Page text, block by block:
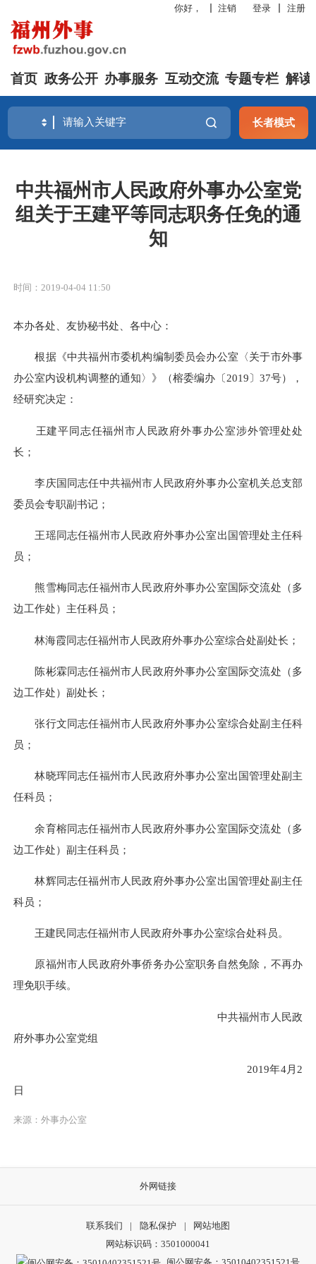
你好， 注销 登录 注册
首页 政务公开 办事服务 互动交流 专题专栏 解读
长者模式
中共福州市人民政府外事办公室党
组关于王建平等同志职务任免的通
知
时间：2019-04-04 11:50
本办各处、友协秘书处、各中心：
根据《中共福州市委机构编制委员会办公室〈关于市外事
办公室内设机构调整的通知〉》（榕委编办〔2019〕37号），
经研究决定：
王建平同志任福州市人民政府外事办公室涉外管理处处
长；
李庆国同志任中共福州市人民政府外事办公室机关总支部
委员会专职副书记；
王瑶同志任福州市人民政府外事办公室出国管理处主任科
员；
熊雪梅同志任福州市人民政府外事办公室国际交流处（多
边工作处）主任科员；
林海霞同志任福州市人民政府外事办公室综合处副处长；
陈彬霖同志任福州市人民政府外事办公室国际交流处（多
边工作处）副处长；
张行文同志任福州市人民政府外事办公室综合处副主任科
员；
林晓珲同志任福州市人民政府外事办公室出国管理处副主
任科员；
余育榕同志任福州市人民政府外事办公室国际交流处（多
边工作处）副主任科员；
林辉同志任福州市人民政府外事办公室出国管理处副主任
科员；
王建民同志任福州市人民政府外事办公室综合处科员。
原福州市人民政府外事侨务办公室职务自然免除，不再办
理免职手续。
中共福州市人民政
府外事办公室党组
2019年4月2
日
来源：外事办公室
外网链接
联系我们 | 隐私保护 |
网站地图
网站标识码：3501000041